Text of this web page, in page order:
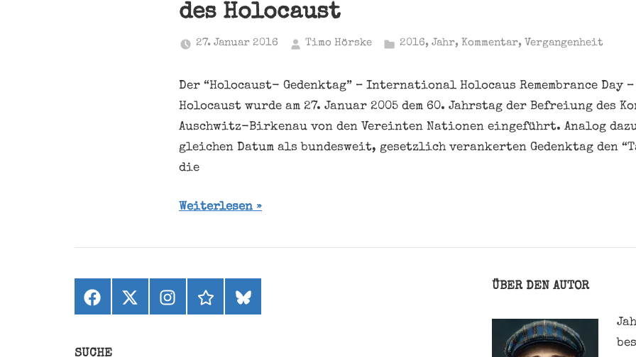
des Holocaust
27. Januar 2016 Timo Hörske 2016, Jahr, Kommentar, Vergangenheit
Der “Holocaust- Gedenktag” – International Holocaus Remembrance Day –
Holocaust wurde am 27. Januar 2005 dem 60. Jahrstag der Befreiung des
Auschwitz-Birkenau von den Vereinten Nationen eingeführt. Analog
gleichen Datum als bundesweit, gesetzlich verankerten Gedenktag den
die
Weiterlesen
Facebook
X
(ehemals
Instagramthreadsbluesky
SUCHE
ÜBER DEN AUTOR